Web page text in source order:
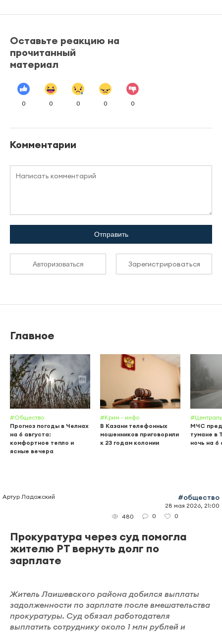
Оставьте реакцию на
прочитанный
материал
0 0 0 0 0
Комментарии
Отправить
Авторизоваться Зарегистрироваться
Главное
#Общество
Прогноз погоды в Челнах
на 6 августа:
комфортное тепло и
ясные вечера
#Крим - инфо
В Казани телефонных
мошенников приговорили
к 23 годам колонии
МЧС
тумане в
ночь на 6
Артур Ладожский #общество
28 мая 2026, 21:00
480
0 0
Прокуратура через суд помогла
жителю РТ вернуть долг по
зарплате
Житель Лаишевского района добился выплаты
задолженности по зарплате после вмешательства
прокуратуры. Суд обязал работодателя
выплатить сотруднику около 1 млн рублей и